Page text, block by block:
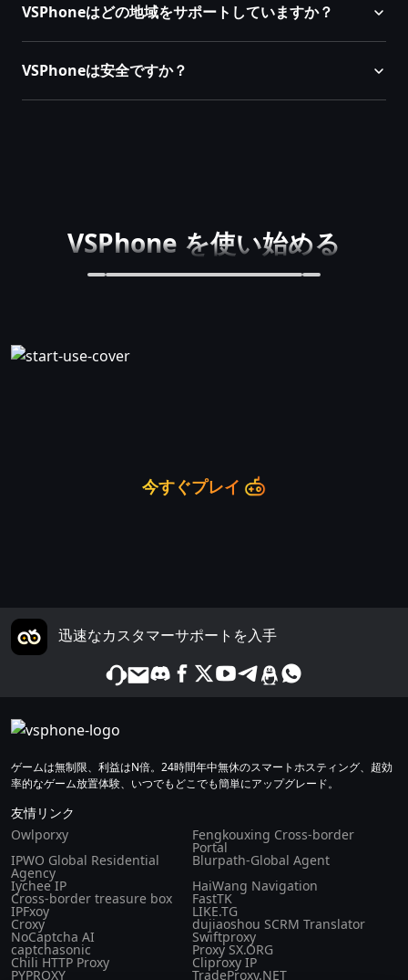
VSPhoneはどの地域をサポートしていますか？
VSPhoneは安全ですか？
VSPhone を使い始める
今すぐプレイ
迅速なカスタマーサポートを入手
ゲームは無制限、利益はN倍。24時間年中無休のスマートホスティング、超効
率的なゲーム放置体験、いつでもどこでも簡単にアップグレード。
友情リンク
Owlporxy
Fengkouxing Cross-border
Portal
IPWO Global Residential
Agency
Blurpath-Global Agent
Iychee IP
HaiWang Navigation
Cross-border treasure box FastTK
IPFxoy LIKE.TG
Croxy dujiaoshou SCRM Translator
NoCaptcha AI Swiftproxy
captchasonic Proxy SX.ORG
Chili HTTP Proxy Cliproxy IP
PYPROXY TradeProxy.NET